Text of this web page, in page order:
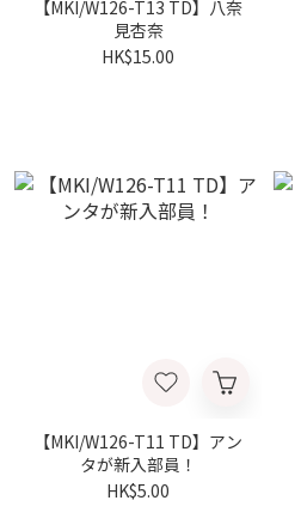
【MKI/W126-T13 TD】八奈
見杏奈
HK$15.00
【MKI/W126-T11 TD】アン
タが新入部員！
HK$5.00